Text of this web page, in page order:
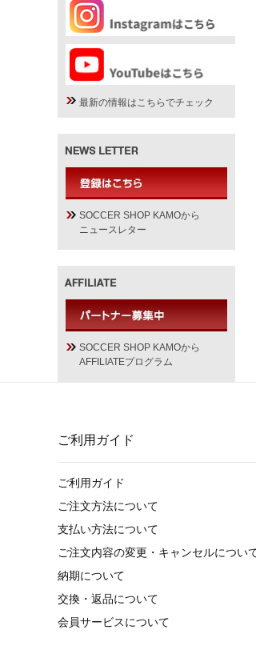
最新の情報はこちらでチェック
SOCCER SHOP KAMOから
ニュースレター
SOCCER SHOP KAMOから
AFFILIATEプログラム
ご利用ガイド
ご利用ガイド
ご注文方法について
支払い方法について
ご注文内容の変更・キャンセルについ
納期について
交換・返品について
会員サービスについて